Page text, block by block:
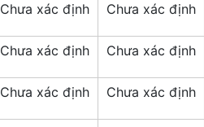
Chưa xác định Chưa xác định
Chưa xác định Chưa xác định
Chưa xác định Chưa xác định